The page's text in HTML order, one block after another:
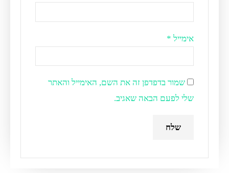
אימייל *
שמור בדפדפן זה את השם, האימייל והאתר
שלי לפעם הבאה שאגיב.